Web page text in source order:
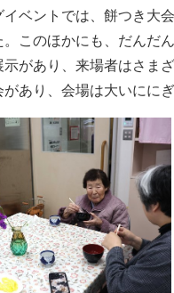
ベントでは、餅つき大
。このほかにも、だんだ
があり、来場者はさま
あり、会場は大いににぎ